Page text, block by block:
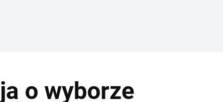
o wyborze